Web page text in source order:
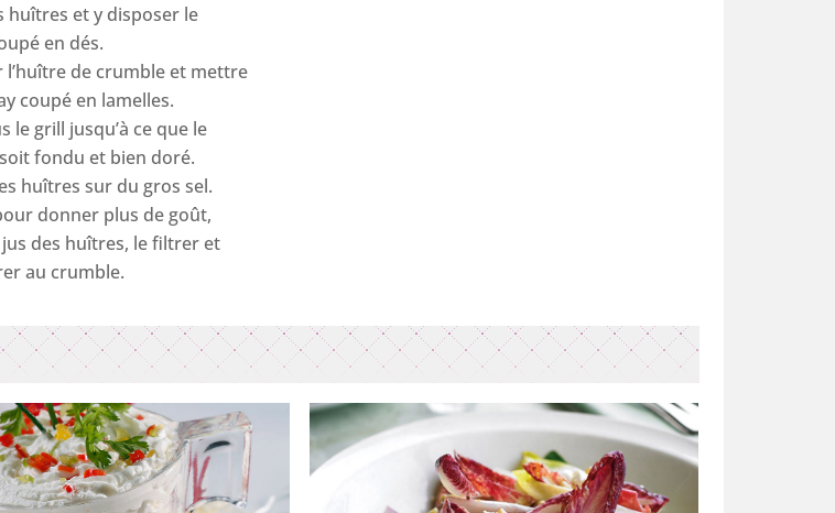
huîtres et y disposer le
en dés.
l’huître de crumble et mettre
coupé en lamelles.
le grill jusqu’à ce que le
fondu et bien doré.
huîtres sur du gros sel.
donner plus de goût,
des huîtres, le filtrer et
au crumble.